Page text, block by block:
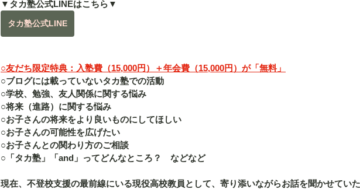
▼タカ塾公式LINEはこちら▼
タカ塾公式LINE
○友だち限定特典：入塾費（15,000円）＋年会費（15,000円）が「無料」
○ブログには載っていないタカ塾での活動
○学校、勉強、友人関係に関する悩み
○将来（進路）に関する悩み
○お子さんの将来をより良いものにしてほしい
○お子さんの可能性を広げたい
○お子さんとの関わり方のご相談
○「タカ塾」「and」ってどんなところ？　などなど
現在、不登校支援の最前線にいる現役高校教員として、寄り添いながらお話を聞かせてい